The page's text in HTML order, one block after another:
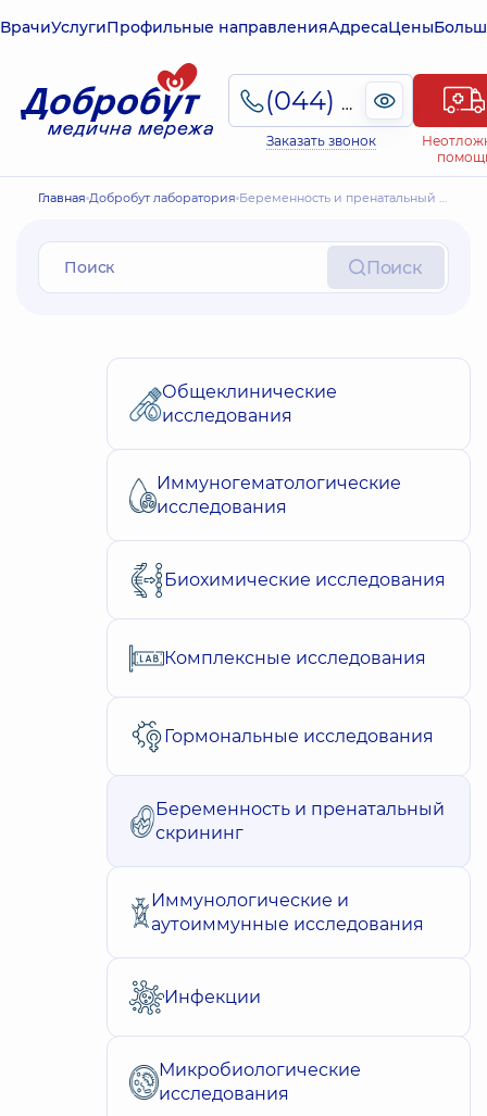
ВрачиУслугиПрофильные направленияАдресаЦены
(044) 495-2-888
Заказать звонок
Главная Добробут лаборатория Беременность и пренатальный скрининг
Поиск
Общеклинические
исследования
Иммуногематологические
исследования
Биохимические исследования
Комплексные исследования
Гормональные исследования
Беременность и пренатальный
скрининг
Иммунологические и
аутоиммунные исследования
Инфекции
Микробиологические
исследования